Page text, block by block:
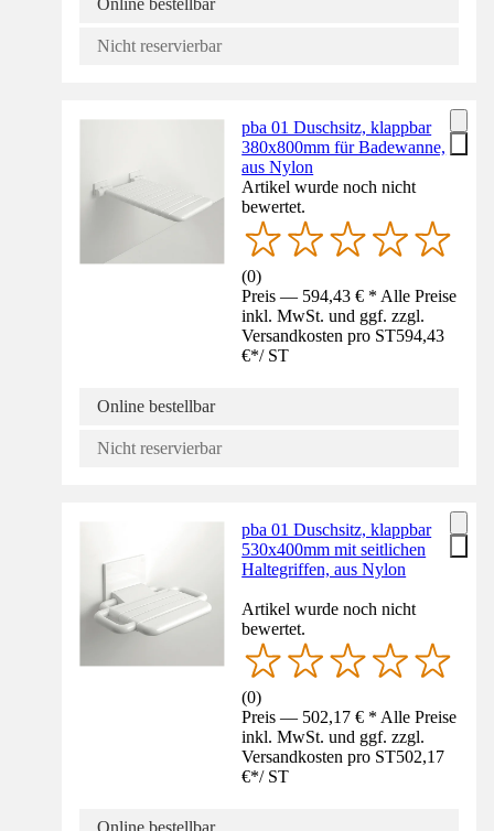
Nicht reservierbar
pba 01 Duschsitz, klappbar
380x800mm für Badewanne,
aus Nylon
Artikel wurde noch nicht
bewertet.
(0)
Preis — 594,43 € * Alle Preise
inkl. MwSt. und ggf. zzgl.
Versandkosten pro ST594,43
€*/ ST
Online bestellbar
Nicht reservierbar
pba 01 Duschsitz, klappbar
530x400mm mit seitlichen
Haltegriffen, aus Nylon
Artikel wurde noch nicht
bewertet.
(0)
Preis — 502,17 € * Alle Preise
inkl. MwSt. und ggf. zzgl.
Versandkosten pro ST502,17
€*/ ST